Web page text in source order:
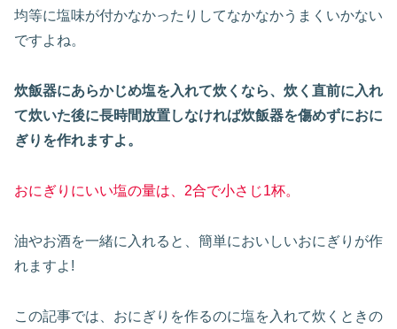
均等に塩味が付かなかったりしてなかなかうまくいかない
ですよね。
炊飯器にあらかじめ塩を入れて炊くなら、炊く直前に入れ
て炊いた後に長時間放置しなければ炊飯器を傷めずにおに
ぎりを作れますよ。
おにぎりにいい塩の量は、2合で小さじ1杯。
油やお酒を一緒に入れると、簡単においしいおにぎりが作
れますよ!
この記事では、おにぎりを作るのに塩を入れて炊くときの